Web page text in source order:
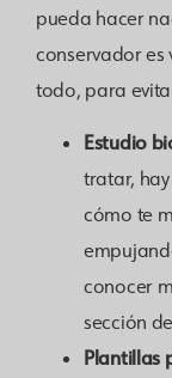
pueda hacer
conservador
todo, para
Estudio
tratar,
cómo te
conocer
sección de
Plantillas